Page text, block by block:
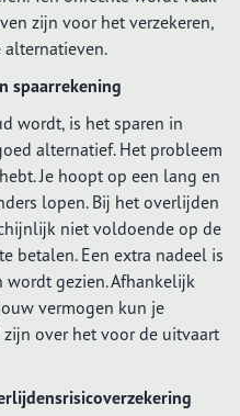
zijn voor het verzekeren,
spaarrekening
wordt, is het sparen in
alternatief. Het probleem
Je hoopt op een lang en
lopen. Bij het overlijden
niet voldoende op de
betalen. Een extra nadeel is
gezien. Afhankelijk
vermogen kun je
over het voor de uitvaart